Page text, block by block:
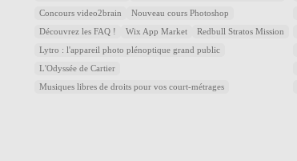
Concours video2brain Nouveau cours Photoshop
Découvrez les FAQ ! Wix App Market Redbull Stratos Mission
Lytro : l'appareil photo plénoptique grand public
L'Odyssée de Cartier
Musiques libres de droits pour vos court-métrages